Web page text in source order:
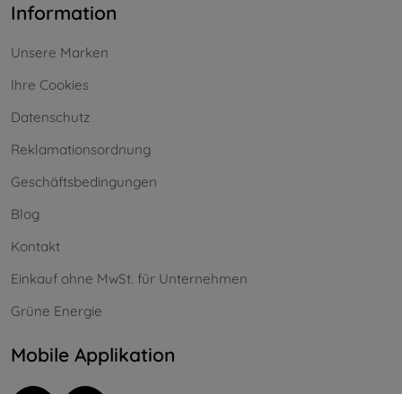
Information
Unsere Marken
Ihre Cookies
Datenschutz
Reklamationsordnung
Geschäftsbedingungen
Blog
Kontakt
Einkauf ohne MwSt. für Unternehmen
Grüne Energie
Mobile Applikation